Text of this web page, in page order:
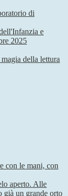
di
e
2025
della lettura
con le mani, con
aperto. Alle
già un grande orto